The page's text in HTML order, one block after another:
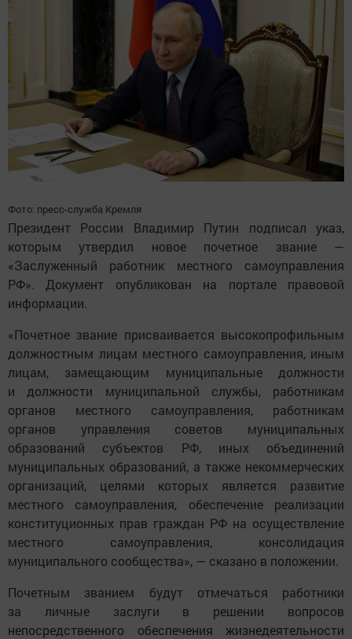
Фото: пресс-служба Кремля
Президент России Владимир Путин подписал указ,
которым утвердил новое почетное звание —
«Заслуженный работник местного самоуправления
РФ». Документ опубликован на портале правовой
информации.
«Почетное звание присваивается высокопрофильным
должностным лицам местного самоуправления, иным
лицам, замещающим муниципальные должности
и должности муниципальной службы, работникам
органов местного самоуправления, работникам
органов управления советов муниципальных
образований субъектов РФ, иных объединений
муниципальных образований, а также некоммерческих
организаций, целями которых является развитие
местного самоуправления, обеспечение реализации
конституционных прав граждан РФ на осуществление
местного самоуправления, консолидация
муниципального сообщества», — сказано в положении.
Почетным званием будут отмечаться работники
за личные заслуги в решении вопросов
непосредственного обеспечения жизнедеятельности